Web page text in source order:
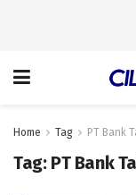
Home Tag PT Bank
Tag: PT Bank